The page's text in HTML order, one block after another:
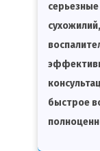
быстрое